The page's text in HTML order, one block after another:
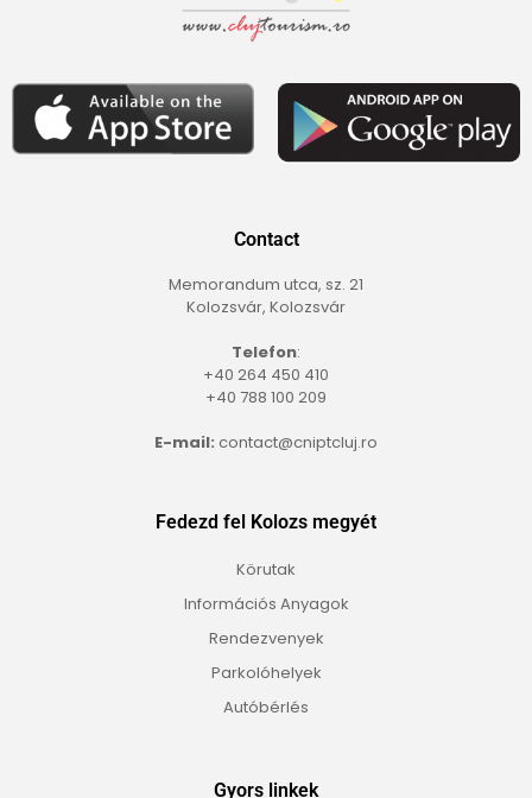
Contact
Memorandum utca, sz. 21
Kolozsvár, Kolozsvár
Telefon:
+40 264 450 410
+40 788 100 209
E-mail: contact@cniptcluj.ro
Fedezd fel Kolozs megyét
Körutak
Információs Anyagok
Rendezvenyek
Parkolóhelyek
Autóbérlés
Gyors linkek